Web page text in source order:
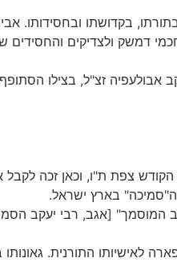
בקדושתו ובחסידותו.
דמשק ולצדיקים והחסידים
אבולעפיה זצ"ל, בצילו
צפת ת"ו, וכאן זכה
בארץ ישראל.
[אגב, רבי יעקב
לאישיותו התורנית.